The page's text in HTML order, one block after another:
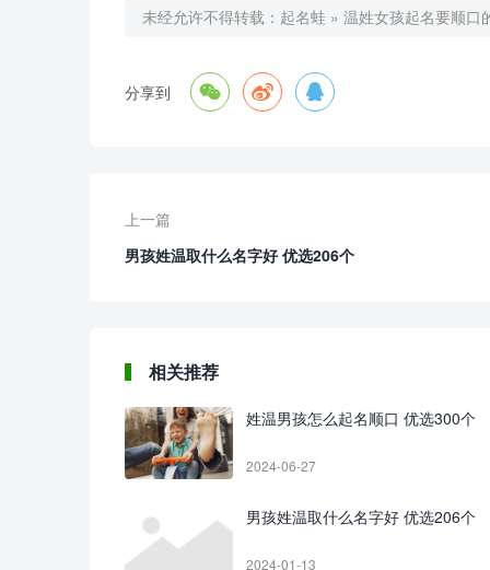
未经允许不得转载： 起名蛙 » 温姓女孩起名要顺口
分享到   
上一篇
男孩姓温取什么名字好 优选206个
相关推荐
姓温男孩怎么起名顺口 优选300个
2024-06-27
男孩姓温取什么名字好 优选206个
2024-01-13